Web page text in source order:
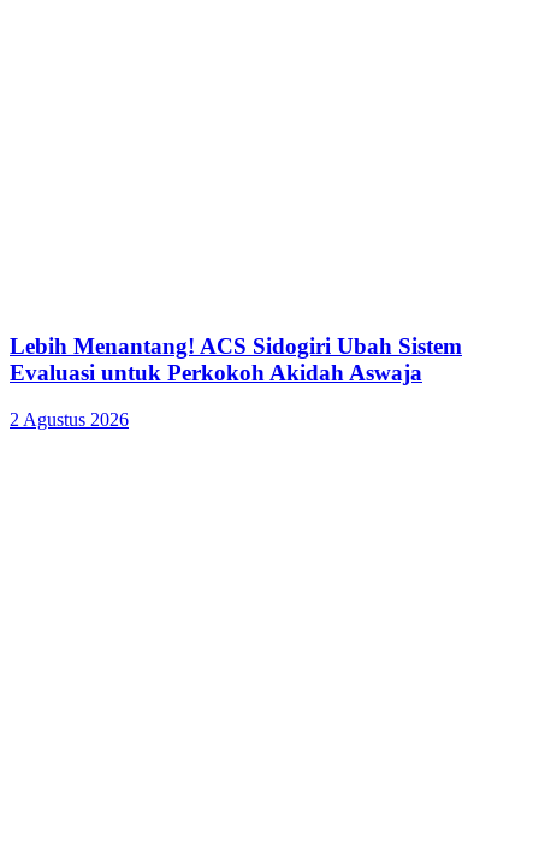
Lebih Menantang! ACS Sidogiri Ubah Sistem
Evaluasi untuk Perkokoh Akidah Aswaja
2 Agustus 2026